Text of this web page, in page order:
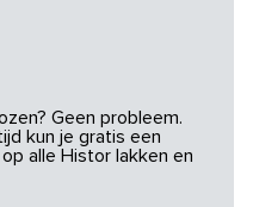
Geen probleem.
kun je gratis een
alle Histor lakken en